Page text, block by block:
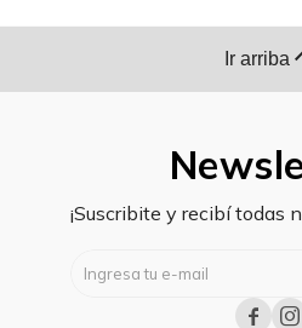
Ir arriba
¡Suscribite y recibí todas
 